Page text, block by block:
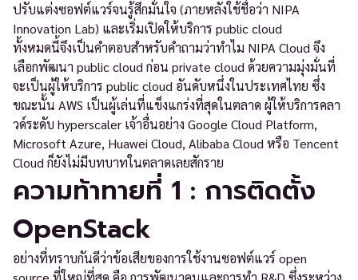
ปรับแต่งซอฟต์แวร์จนรู้สึกมั่นใจ (ภายหลังใช้ชื่อว่า NIPA
Innovation Lab) และเริ่มเปิดให้บริการ public cloud
ทั้งหมดนี้จึงเป็นคำตอบสำหรับคำถามว่าทำไม NIPA Cloud จึง
เลือกพัฒนา public cloud ก่อน private cloud ด้วยความมุ่งมั่นที่
จะเป็นผู้ให้บริการ public cloud อันดับหนึ่งในประเทศไทย ซึ่ง
ขณะนั้น AWS เป็นผู้เล่นที่แข็งแกร่งที่สุดในตลาด ผู้ให้บริการคลา
วด์ระดับ hyperscaler เจ้าอื่นอย่าง Google Cloud Platform,
Microsoft Azure, Huawei Cloud, Alibaba Cloud หรือ Tencent
Cloud ก็ยังไม่มีบทบาทในตลาดเลยสักราย
ความท้าทายที่ 1 : การติดตั้ง
OpenStack
อย่างที่ทราบกันดีว่าข้อเสียของการใช้งานซอฟต์แวร์ open